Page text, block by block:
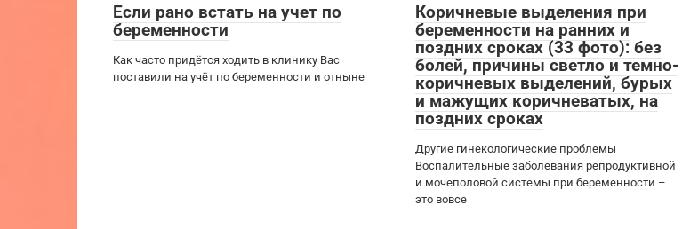
Если рано встать на учет по
беременности
Как часто придётся ходить в клинику Вас
поставили на учёт по беременности и отныне
Коричневые выделения при
беременности на ранних и
поздних сроках (33 фото): без
болей, причины светло и темно-
коричневых выделений, бурых
и мажущих коричневатых, на
поздних сроках
Другие гинекологические проблемы
Воспалительные заболевания репродуктивной
и мочеполовой системы при беременности –
это вовсе